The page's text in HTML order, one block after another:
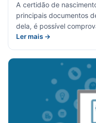
A certidão de
principais documentos
dela, é possível
Ler mais →